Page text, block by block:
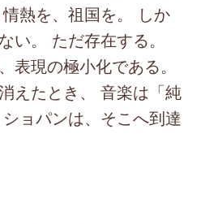
熱を、祖国を。 しか
い。 ただ存在する。
表現の極小化である。
えたとき、 音楽は「純
ョパンは、そこへ到達